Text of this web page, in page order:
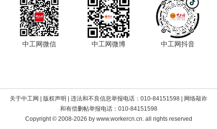
中工网微信 中工网微博 中工网抖音
关于中工网 版权声明
| 违法和不良信息举报电话：010-84151598 | 网络敲诈
和有偿删帖举报电话：010-84151598
Copyright © 2008-2026 by www.workercn.cn. all rights reserved